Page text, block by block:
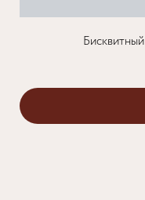
Бисквитный